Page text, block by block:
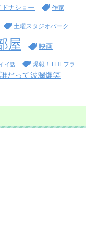
ドナショー 作家
土曜スタジオパーク
屋 映画
イ話
爆報！THEフラ
誰だって波瀾爆笑